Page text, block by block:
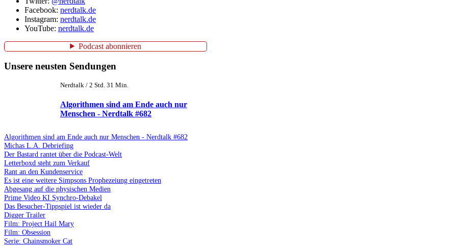
Facebook: nerdtalk.de
Instagram: nerdtalk.de
YouTube: nerdtalk.de
Podcast abonnieren
Unsere neusten Sendungen
Nerdtalk / 2 Std. 31 Min.
Algorithmen sind am Ende auch nur
Menschen - Nerdtalk #682
Algorithmen sind am Ende auch nur Menschen - Nerdtalk #682
Michas L.A. Debriefing
Der Bastard rantet über die Podcast-Welt
Letterboxd steht zum Verkauf
Rant an den Kundenservice
Es ist eine weitere Simpsons Prophezeiung eingetreten
Abgesang auf die physischen Medien
Prime Video KI Synchro-Debakel
Das Besucher-Tippspiel ist wieder da
Digger Trailer
Film: Project Hail Mary
Film: Obsession
Serie: Chainsmoker Cat